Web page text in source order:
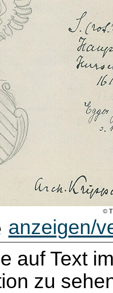
anzeigen/
auf Text
zu